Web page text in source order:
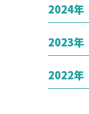
2024年
2023年
2022年